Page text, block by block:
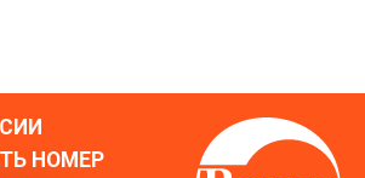
НОМЕР